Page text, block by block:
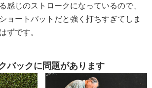
感じのストロークになっているので、
ョートパットだと強く打ちすぎてしま
ずです。
バックに問題があります